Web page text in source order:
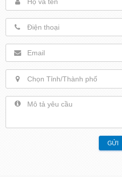
Chọn Tỉnh/Thành phố
GỬI